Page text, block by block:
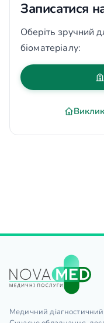
Записатися
Оберіть зручний
біоматеріалу:
Медичний